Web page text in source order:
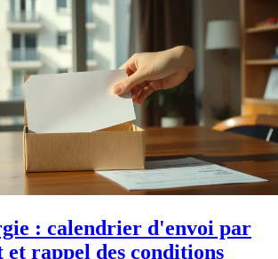
: calendrier d'envoi par
et rappel des conditions